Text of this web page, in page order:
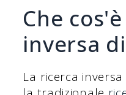
Che
inversa
La ricerca